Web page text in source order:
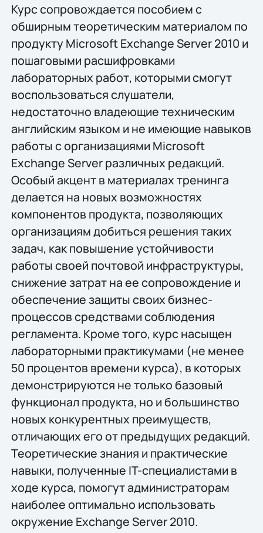
Курс сопровождается пособием с
обширным теоретическим материалом по
продукту Microsoft Exchange Server 2010 и
пошаговыми расшифровками
лабораторных работ, которыми смогут
воспользоваться слушатели,
недостаточно владеющие техническим
английским языком и не имеющие навыков
работы с организациями Microsoft
Exchange Server различных редакций.
Особый акцент в материалах тренинга
делается на новых возможностях
компонентов продукта, позволяющих
организациям добиться решения таких
задач, как повышение устойчивости
работы своей почтовой инфраструктуры,
снижение затрат на ее сопровождение и
обеспечение защиты своих бизнес-
процессов средствами соблюдения
регламента. Кроме того, курс насыщен
лабораторными практикумами (не менее
50 процентов времени курса), в которых
демонстрируются не только базовый
функционал продукта, но и большинство
новых конкурентных преимуществ,
отличающих его от предыдущих редакций.
Теоретические знания и практические
навыки, полученные IT-специалистами в
ходе курса, помогут администраторам
наиболее оптимально использовать
окружение Exchange Server 2010.